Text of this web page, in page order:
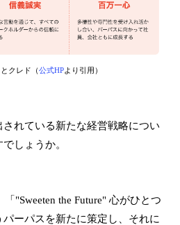
クレド（公式HPより引用）
れている新たな経営戦略につい
しょうか。
"Sweeten the Future" 心がひとつ
ーパスを新たに策定し、それに